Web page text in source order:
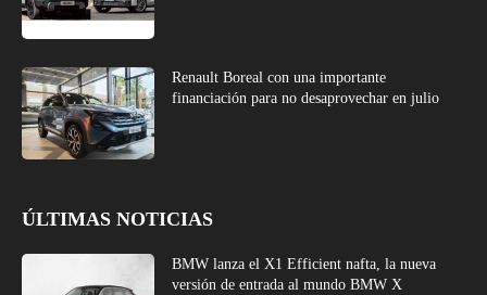
Renault Boreal con una importante
financiación para no desaprovechar en julio
ÚLTIMAS NOTICIAS
BMW lanza el X1 Efficient nafta, la nueva
versión de entrada al mundo BMW X